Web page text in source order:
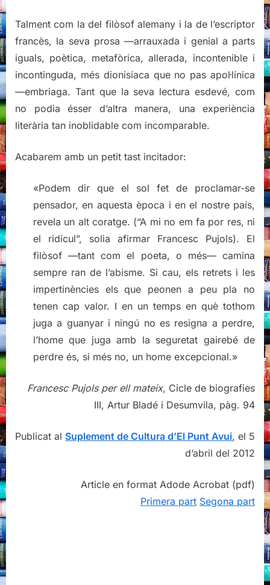
Talment com la del filòsof alemany i la de l’escriptor
francès, la seva prosa —arrauxada i genial a parts
iguals, poètica, metafòrica, allerada, incontenible i
incontinguda, més dionisíaca que no pas apol·línica
—embriaga. Tant que la seva lectura esdevé, com
no podia ésser d’altra manera, una experiència
literària tan inoblidable com incomparable.
Acabarem amb un petit tast incitador:
«Podem dir que el sol fet de proclamar-se
pensador, en aquesta època i en el nostre país,
revela un alt coratge. (“A mi no em fa por res, ni
el ridícul”, solia afirmar Francesc Pujols). El
filòsof —tant com el poeta, o més— camina
sempre ran de l’abisme. Si cau, els retrets i les
impertinències els que peonen a peu pla no
tenen cap valor. I en un temps en què tothom
juga a guanyar i ningú no es resigna a perdre,
l’home que juga amb la seguretat gairebé de
perdre és, si més no, un home excepcional.»
Francesc Pujols per ell mateix, Cicle de biografies
III, Artur Bladé i Desumvila, pàg. 94
Publicat al Suplement de Cultura d’El Punt Avui, el 5
d’abril del 2012
Article en format Adode Acrobat (pdf)
Primera part Segona part